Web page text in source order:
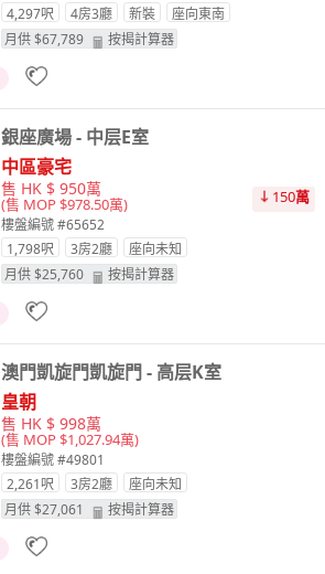
4,297呎
4房3廳 新裝 座向東南
月供 $67,789 按揭計算器
銀座廣場 - 中层E室
中區豪宅
售 HK $ 950萬
(售 MOP $978.50萬) 150萬
樓盤編號 #65652
1,798呎
3房2廳 座向未知
月供 $25,760 按揭計算器
澳門凱旋門凱旋門 - 高层K室
皇朝
售 HK $ 998萬
(售 MOP $1,027.94萬)
樓盤編號 #49801
2,261呎
3房2廳 座向未知
月供 $27,061 按揭計算器